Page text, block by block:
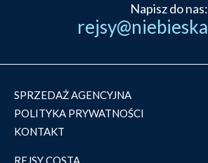
Napisz do nas:
SPRZEDAŻ AGENCYJNA
POLITYKA PRYWATNOŚCI
KONTAKT
REJSY COSTA